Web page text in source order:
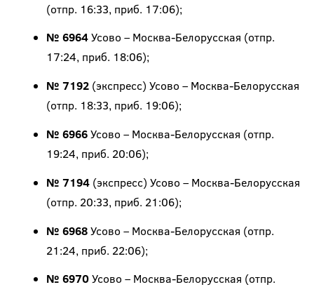
(отпр. 16:33, приб. 17:06);
№ 6964Усово – Москва-Белорусская (отпр.
17:24, приб. 18:06);
№ 7192(экспресс) Усово – Москва-Белорусская
(отпр. 18:33, приб. 19:06);
№ 6966Усово – Москва-Белорусская (отпр.
19:24, приб. 20:06);
№ 7194(экспресс) Усово – Москва-Белорусская
(отпр. 20:33, приб. 21:06);
№ 6968Усово – Москва-Белорусская (отпр.
21:24, приб. 22:06);
№ 6970Усово – Москва-Белорусская (отпр.